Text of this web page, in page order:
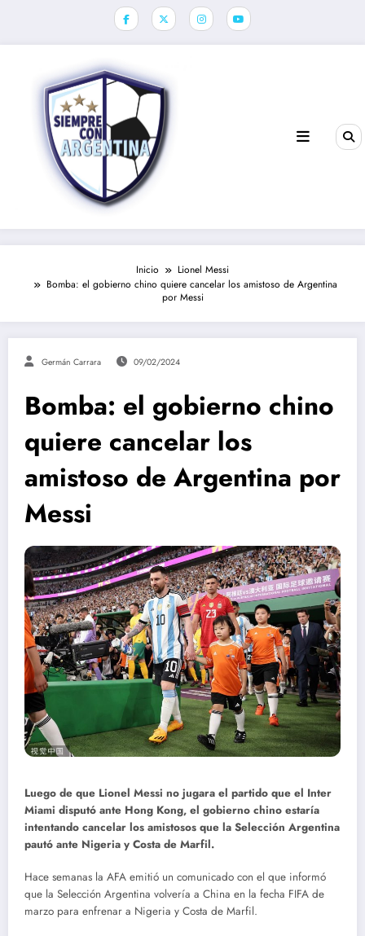
Inicio
Lionel Messi
Bomba: el gobierno chino quiere cancelar los amistoso de Argentina
por Messi
Germán Carrara 09/02/2024
Bomba: el gobierno chino
quiere cancelar los
amistoso de Argentina por
Messi
Luego de que Lionel Messi no jugara el partido que el Inter
Miami disputó ante Hong Kong, el gobierno chino estaría
intentando cancelar los amistosos que la Selección Argentina
pautó ante Nigeria y Costa de Marfil.
Hace semanas la AFA emitió un comunicado con el que informó
que la Selección Argentina volvería a China en la fecha FIFA de
marzo para enfrenar a Nigeria y Costa de Marfil.